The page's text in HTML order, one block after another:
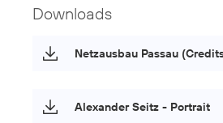
Downloads
Alexander Seitz - Portrait